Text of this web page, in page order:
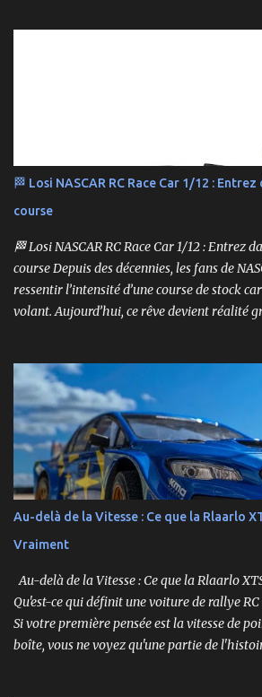
🏁 Losi NASCAR RC Race Car 1/12 :
course
🏁 Losi NASCAR RC Race Car 1/12 : Entrez
course Depuis des décennies, les fans de
ressentir l’intensité d’une course de stock
volant. Aujourd’hui, ce rêve devient réalité
foncer sur n’importe quelle surface plate.
Race Car , dans sa version Ryan Blaney No.
Ford Mustang RTR 2025 .
Au-delà de la Vitesse : Ce que la Rlaarlo
Vraiment
Au-delà de la Vitesse : Ce que la Rlaarlo
Qu'est-ce qui définit une voiture de rallye
Si votre première pensée est la vitesse de
boîte, vous ne voyez qu'une partie de